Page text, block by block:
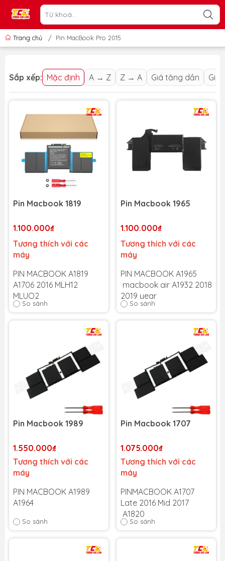
Trang chủ / Pin MacBook Pro 2015
Sắp xếp: Mặc định A → Z Z → A Giá tăng dần Giá
Pin Macbook 1819
1.100.000₫
Tương thích với các
máy
PIN MACBOOK A1819
A1706 2016 MLH12
MLUQ2
-
Lỗi 1 đổi 1 trong suốt thời
gian bảo hành
So sánh
Pin Macbook 1965
1.100.000₫
Tương thích với các
máy
PIN MACBOOK A1965
macbook air A1932 2018
2019 year
-
Lỗi 1 đổi 1 trong suốt thời
gian bảo hành
So sánh
Pin Macbook 1989
1.550.000₫
Tương thích với các
máy
PIN MACBOOK A1989
A1964
Bảo hành 6 tháng-
Cam kết bảo hành uy tín
So sánh
Pin Macbook 1707
1.075.000₫
Tương thích với các
máy
PINMACBOOK A1707
Late 2016 Mid 2017
A1820
-
So sánh